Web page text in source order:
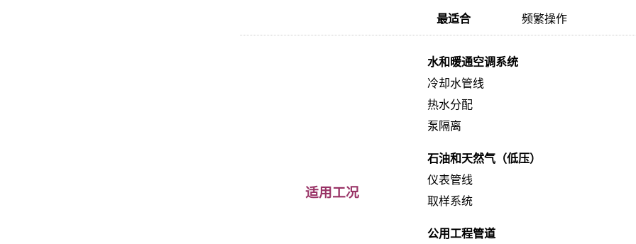
最适合 频繁操作
适用工况
水和暖通空调系统
冷却水管线
热水分配
泵隔离
石油和天然气（低压）
仪表管线
取样系统
公用工程管道